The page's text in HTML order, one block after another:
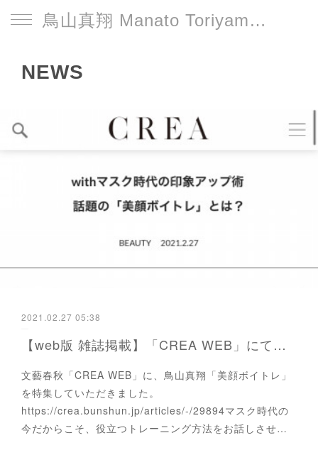
鳥山真翔 Manato Toriyama Official HP＜総合＞
NEWS
2021.02.27 05:38
【web版 雑誌掲載】「CREA WEB」にて連載がスタートしました。
文藝春秋「CREA WEB」に、鳥山真翔「美顔ボイトレ」
を特集していただきました。
https://crea.bunshun.jp/articles/-/29894マスク時代の
今だからこそ、役立つトレーニング方法をお話しさせ…